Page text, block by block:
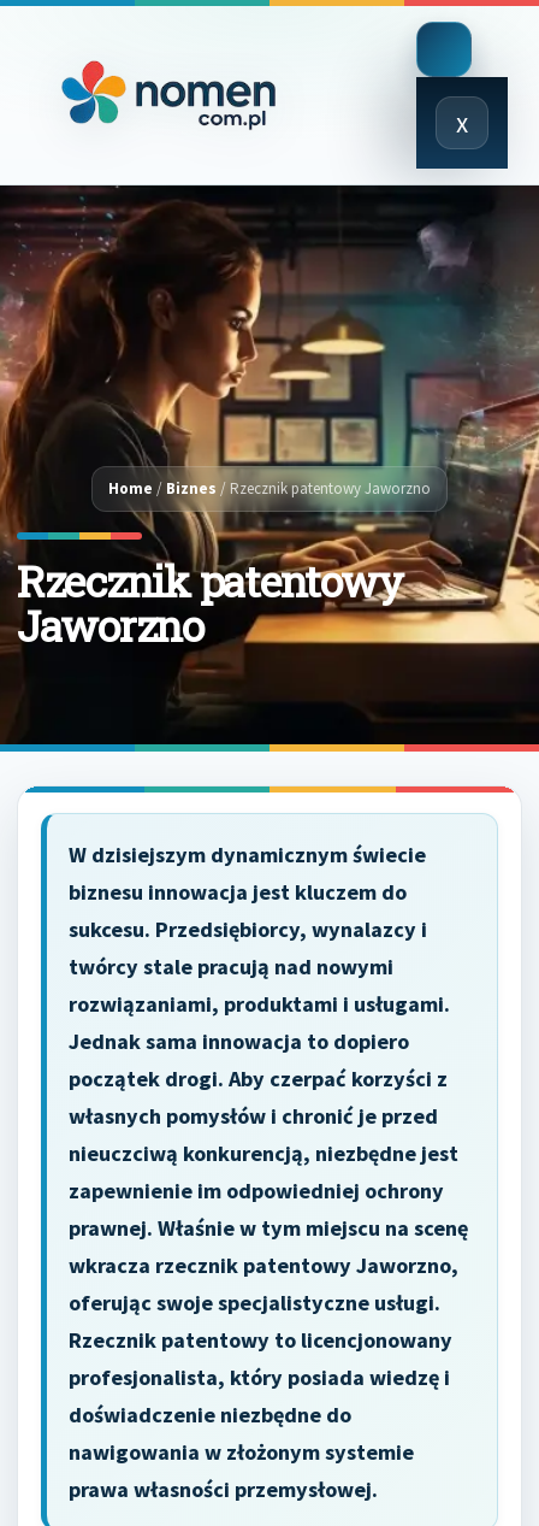
x
Close
Menu
Home / Biznes / Rzecznik patentowy Jaworzno
Rzecznik patentowy
Jaworzno
W dzisiejszym dynamicznym świecie
biznesu innowacja jest kluczem do
sukcesu. Przedsiębiorcy, wynalazcy i
twórcy stale pracują nad nowymi
rozwiązaniami, produktami i usługami.
Jednak sama innowacja to dopiero
początek drogi. Aby czerpać korzyści z
własnych pomysłów i chronić je przed
nieuczciwą konkurencją, niezbędne jest
zapewnienie im odpowiedniej ochrony
prawnej. Właśnie w tym miejscu na scenę
wkracza rzecznik patentowy Jaworzno,
oferując swoje specjalistyczne usługi.
Rzecznik patentowy to licencjonowany
profesjonalista, który posiada wiedzę i
doświadczenie niezbędne do
nawigowania w złożonym systemie
prawa własności przemysłowej.